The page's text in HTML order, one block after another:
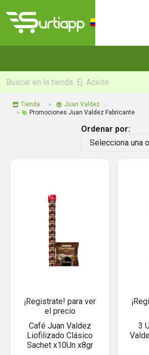
Tienda
Juan Valdez
Promociones Juan Valdez Fabricante
Ordenar por:
¡Registrate! para ver
el precio
Café Juan Valdez
Liofilizado Clásico
Sachet x10Un x8gr
3